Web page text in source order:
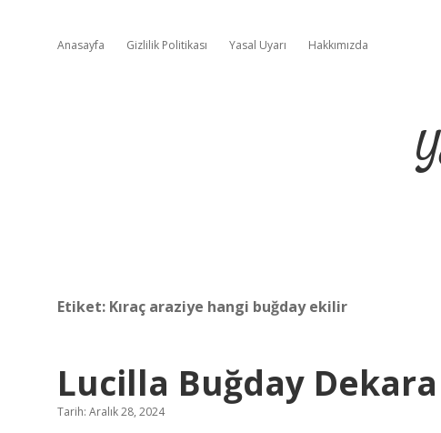
Anasayfa Gizlilik Politikası Yasal Uyarı Hakkımızda
Etiket: Kıraç araziye hangi buğday ekilir
Lucilla Buğday
Tarih: Aralık 28, 2024